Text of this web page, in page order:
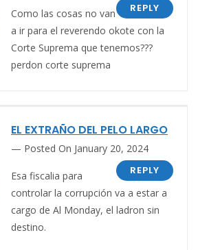
REPLY
Como las cosas no van
a ir para el reverendo okote con la
Corte Suprema que tenemos???
perdon corte suprema
EL EXTRAÑO DEL PELO LARGO
Posted On January 20, 2024
REPLY
Esa fiscalia para
controlar la corrupción va a estar a
cargo de Al Monday, el ladron sin
destino.